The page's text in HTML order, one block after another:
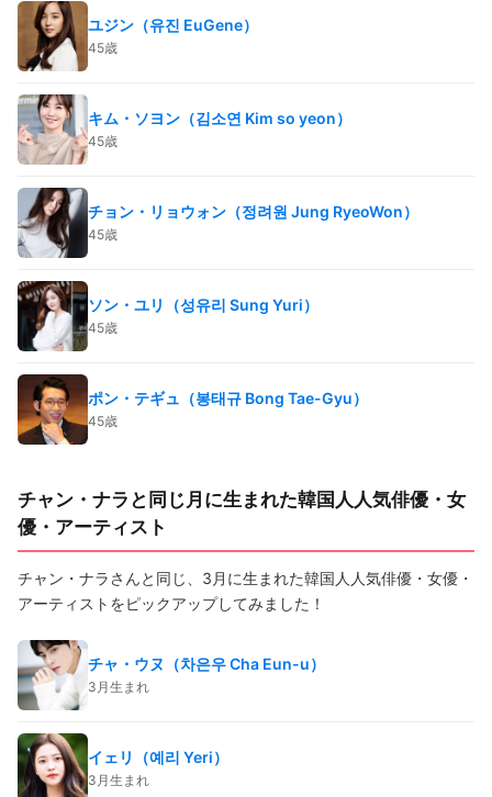
ユジン（유진 EuGene）
45歳
キム・ソヨン（김소연 Kim so yeon）
45歳
チョン・リョウォン（정려원 Jung RyeoWon）
45歳
ソン・ユリ（성유리 Sung Yuri）
45歳
ポン・テギュ（봉태규 Bong Tae-Gyu）
45歳
チャン・ナラと同じ月に生まれた韓国人人気俳優・女
優・アーティスト
チャン・ナラさんと同じ、3月に生まれた韓国人人気俳優・女優・
アーティストをピックアップしてみました！
チャ・ウヌ（차은우 Cha Eun-u）
3月生まれ
イェリ（예리 Yeri）
3月生まれ